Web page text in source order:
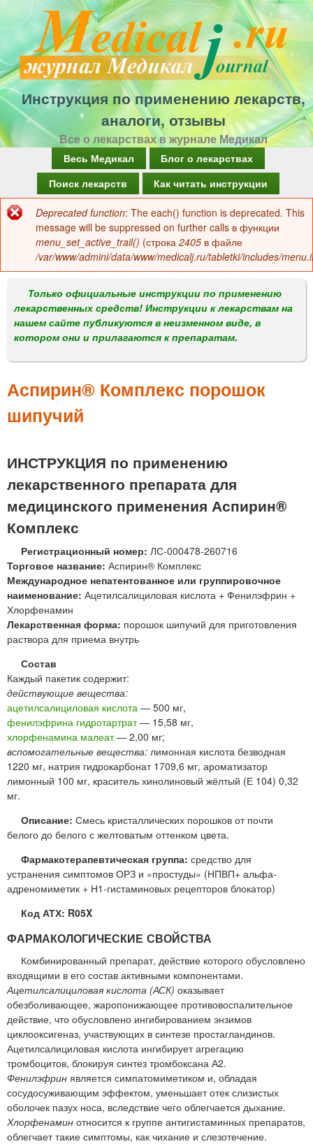
Перейти
к
основному
содержанию
Инструкция по применению лекарств,
аналоги, отзывы
Все о лекарствах в журнале Медикал
а
в
о
м
е
н
Весь Медикал
Блог о лекарствах
Поиск лекарств
Как читать инструкции
Сообщение
об
ошибке
Deprecated function: The each() function is deprecated. This
message will be suppressed on further calls в функции
menu_set_active_trail() (строка 2405 в файле
/var/www/admini/data/www/medicalj.ru/tabletki/includes/
Только официальные инструкции по применению
лекарственных средств! Инструкции к лекарствам на
нашем сайте публикуются в неизменном виде, в
котором они и прилагаются к препаратам.
Аспирин® Комплекс порошок
шипучий
ИНСТРУКЦИЯ по применению
лекарственного препарата для
медицинского применения Аспирин®
Комплекс
Регистрационный номер: ЛС-000478-260716
Торговое название: Аспирин® Комплекс
Международное непатентованное или группировочное
наименование: Ацетилсалициловая кислота + Фенилэфрин +
Хлорфенамин
Лекарственная форма: порошок шипучий для приготовления
раствора для приема внутрь
Состав
Каждый пакетик содержит:
действующие вещества:
ацетилсалициловая кислота — 500 мг,
фенилэфрина гидротартрат— 15,58 мг,
хлорфенамина малеат— 2,00 мг;
вспомогательные вещества: лимонная кислота безводная
1220 мг, натрия гидрокарбонат 1709,6 мг, ароматизатор
лимонный 100 мг, краситель хинолиновый жёлтый (Е 104) 0,32
мг.
Описание: Смесь кристаллических порошков от почти
белого до белого с желтоватым оттенком цвета.
Фармакотерапевтическая группа: средство для
устранения симптомов ОРЗ и «простуды» (НПВП+ альфа-
адреномиметик + Н1-гистаминовых рецепторов блокатор)
Код АТХ: R05X
ФАРМАКОЛОГИЧЕСКИЕ СВОЙСТВА
Комбинированный препарат, действие которого обусловлено
входящими в его состав активными компонентами.
Ацетилсалициловая кислота (АСК) оказывает
обезболивающее, жаропонижающее противовоспалительное
действие, что обусловлено ингибированием энзимов
циклооксигеназ, участвующих в синтезе простагландинов.
Ацетилсалициловая кислота ингибирует агрегацию
тромбоцитов, блокируя синтез тромбоксана А2.
Фенилэфрин является симпатомиметиком и, обладая
сосудосуживающим эффектом, уменьшает отек слизистых
оболочек пазух носа, вследствие чего облегчается дыхание.
Хлорфенамин относится к группе антигистаминных препаратов,
облегчает такие симптомы, как чихание и слезотечение.